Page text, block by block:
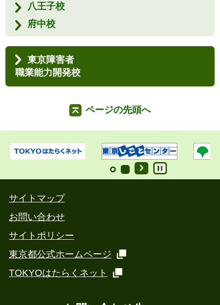
八王子校
府中校
東京障害者
職業能力開発校
ページの先頭へ
サイトマップ
お問い合わせ
サイトポリシー
東京都公式ホームページ
TOKYOはたらくネット